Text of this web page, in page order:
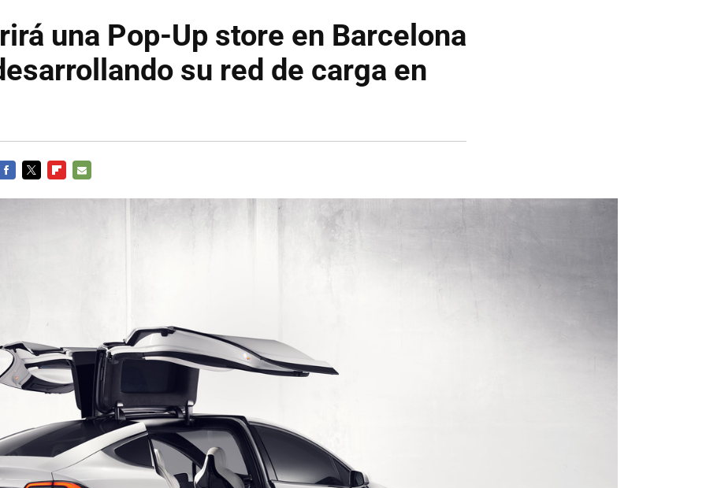
una Pop-Up store en Barcelona
su red de carga en